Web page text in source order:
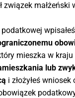
związek małżeński
wpisałeś
mieszka w kraju
lub
i złożyłeś wniosek